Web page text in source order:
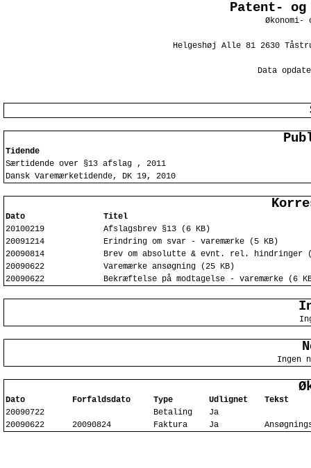
Patent- og
Økonomi-
Helgeshøj Alle 81 2630
Data
Tidende
Særtidende over §13 afslag , 2011
Dansk Varemærketidende, DK 19, 2010
Dato
Titel
20100219
Afslagsbrev §13 (6 KB)
20091214
Erindring om svar - varemærke (5 KB)
20090814
Brev om absolutte & evnt. rel. hindringer
20090622
Varemærke ansøgning (25 KB)
20090622
Bekræftelse på modtagelse - varemærke (6
Ingen
Dato Forfaldsdato Type Udlignet
Tekst
20090722
Betaling
Ja
20090622
20090824 Faktura Ja